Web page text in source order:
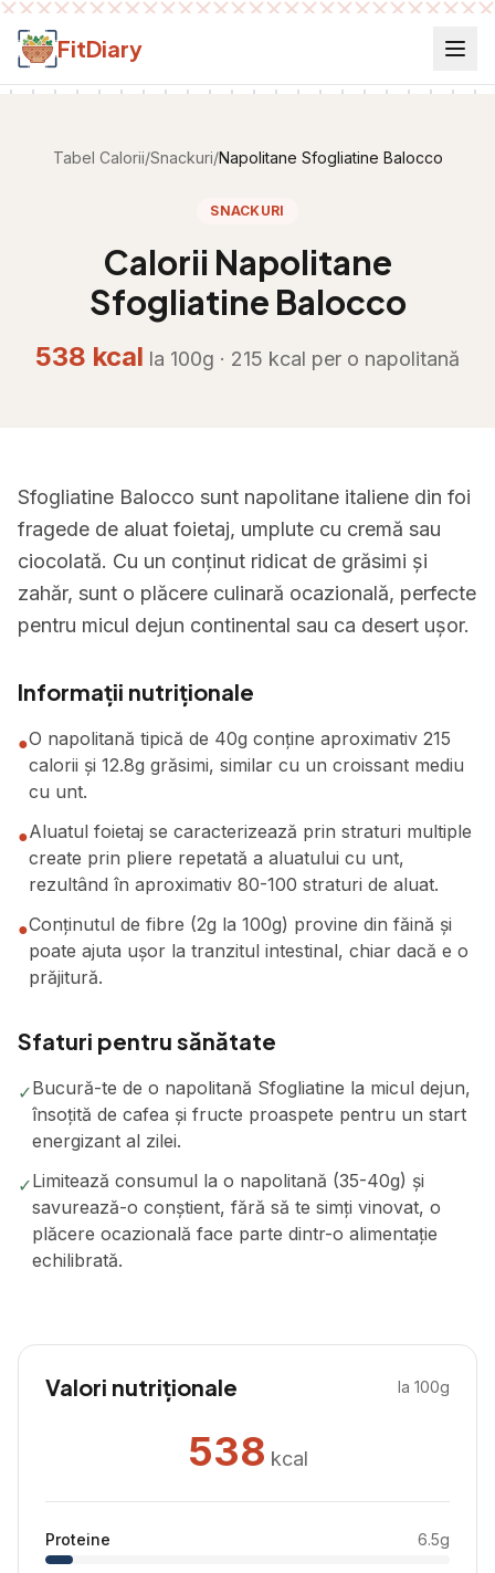
Salt la conținut
FitDiary
Tabel Calorii/Snackuri/Napolitane Sfogliatine Balocco
SNACKURI
Calorii Napolitane
Sfogliatine Balocco
538 kcal la 100g · 215 kcal per o napolitană
Sfogliatine Balocco sunt napolitane italiene din foi
fragede de aluat foietaj, umplute cu cremă sau
ciocolată. Cu un conținut ridicat de grăsimi și
zahăr, sunt o plăcere culinară ocazională, perfecte
pentru micul dejun continental sau ca desert ușor.
Informații nutriționale
●O napolitană tipică de 40g conține aproximativ 215
calorii și 12.8g grăsimi, similar cu un croissant mediu
cu unt.
●Aluatul foietaj se caracterizează prin straturi multiple
create prin pliere repetată a aluatului cu unt,
rezultând în aproximativ 80-100 straturi de aluat.
●Conținutul de fibre (2g la 100g) provine din făină și
poate ajuta ușor la tranzitul intestinal, chiar dacă e o
prăjitură.
Sfaturi pentru sănătate
✓Bucură-te de o napolitană Sfogliatine la micul dejun,
însoțită de cafea și fructe proaspete pentru un start
energizant al zilei.
✓Limitează consumul la o napolitană (35-40g) și
savurează-o conștient, fără să te simți vinovat, o
plăcere ocazională face parte dintr-o alimentație
echilibrată.
Valori nutriționale la 100g
538 kcal
Proteine 6.5g